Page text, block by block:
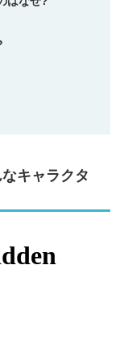
キャラクタ